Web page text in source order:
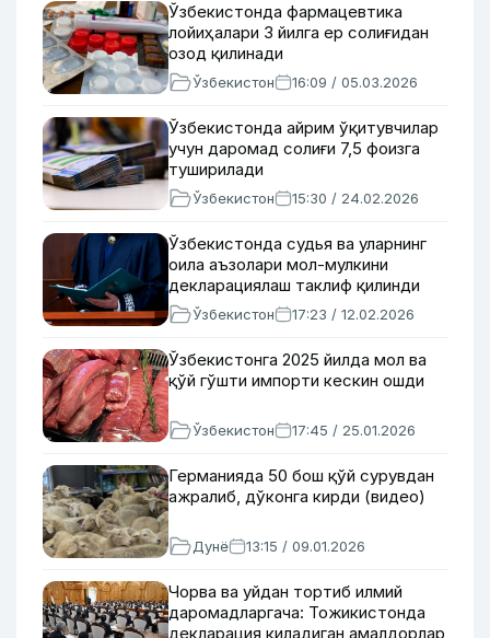
Ўзбекистонда фармацевтика
лойиҳалари 3 йилга ер солиғидан
озод қилинади
Ўзбекистон 16:09 / 05.03.2026
Ўзбекистонда айрим ўқитувчилар
учун даромад солиғи 7,5 фоизга
туширилади
Ўзбекистон 15:30 / 24.02.2026
Ўзбекистонда судья ва уларнинг
оила аъзолари мол-мулкини
декларациялаш таклиф қилинди
Ўзбекистон 17:23 / 12.02.2026
Ўзбекистонга 2025 йилда мол ва
қўй гўшти импорти кескин ошди
Ўзбекистон 17:45 / 25.01.2026
Германияда 50 бош қўй сурувдан
ажралиб, дўконга кирди (видео)
Дунё 13:15 / 09.01.2026
Чорва ва уйдан тортиб илмий
даромадларгача: Тожикистонда
декларация қиладиган амалдорлар